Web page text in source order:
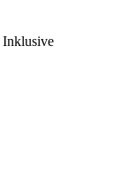
Inklusive